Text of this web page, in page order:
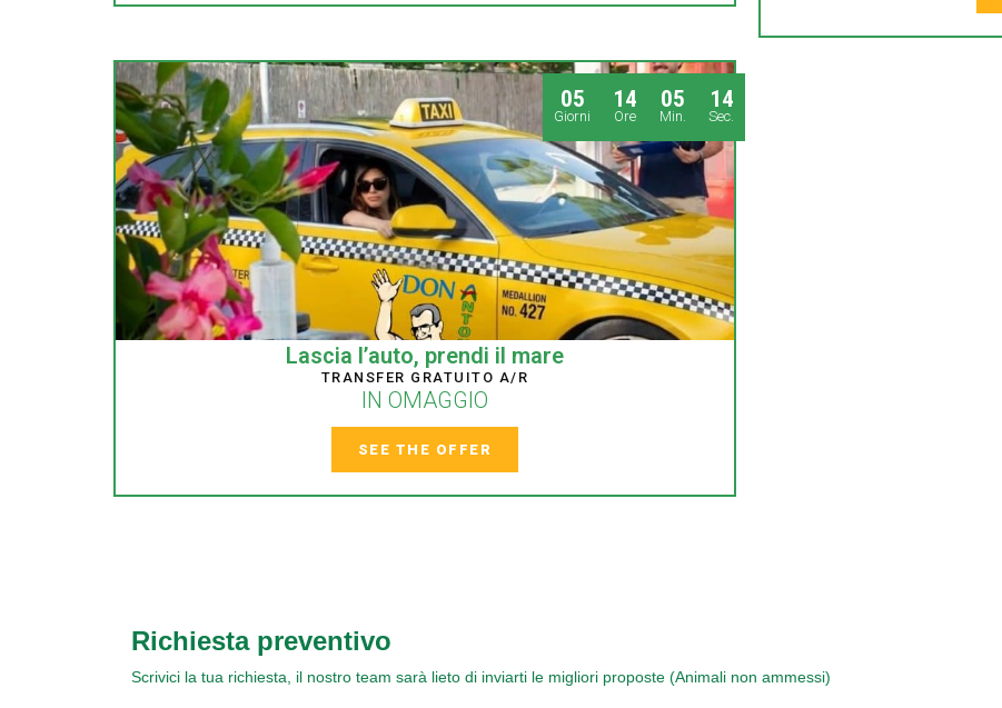
Lascia l’auto, prendi il mare
TRANSFER GRATUITO A/R
IN OMAGGIO
SEE THE OFFER
05
Giorni
14
Ore
05
Min.
14
Sec.